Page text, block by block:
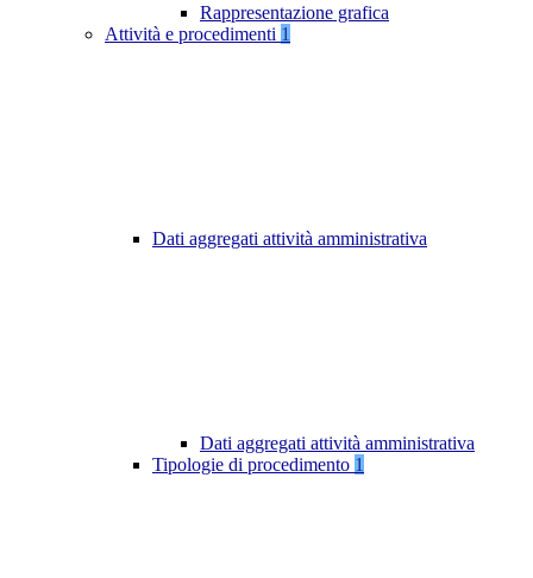
Rappresentazione grafica
Attività e procedimenti 1
Dati aggregati attività amministrativa
Dati aggregati attività amministrativa
Tipologie di procedimento 1